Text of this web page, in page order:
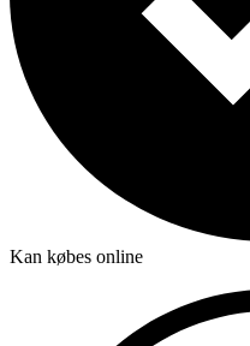
Kan købes online